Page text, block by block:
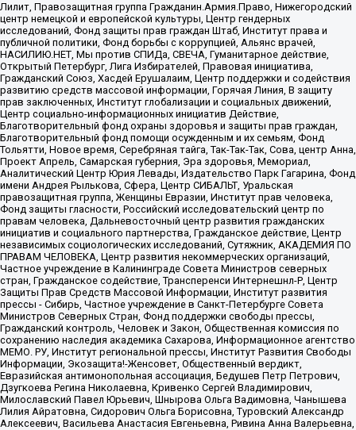
Лилит, Правозащитная группа Гражданин.Армия.Право, Нижегородский
центр немецкой и европейской культуры, Центр гендерных
исследований, Фонд защиты прав граждан Штаб, Институт права и
публичной политики, Фонд борьбы с коррупцией, Альянс врачей,
НАСИЛИЮ.НЕТ, Мы против СПИДа, СВЕЧА, Гуманитарное действие,
Открытый Петербург, Лига Избирателей, Правовая инициатива,
Гражданский Союз, Хасдей Ерушалаим, Центр поддержки и содействия
развитию средств массовой информации, Горячая Линия, В защиту
прав заключенных, Институт глобализации и социальных движений,
Центр социально-информационных инициатив Действие,
Благотворительный фонд охраны здоровья и защиты прав граждан,
Благотворительный фонд помощи осужденным и их семьям, Фонд
Тольятти, Новое время, Серебряная тайга, Так-Так-Так, Сова, центр Анна,
Проект Апрель, Самарская губерния, Эра здоровья, Мемориал,
Аналитический Центр Юрия Левады, Издательство Парк Гагарина, Фонд
имени Андрея Рылькова, Сфера, Центр СИБАЛЬТ, Уральская
правозащитная группа, Женщины Евразии, Институт прав человека,
Фонд защиты гласности, Российский исследовательский центр по
правам человека, Дальневосточный центр развития гражданских
инициатив и социального партнерства, Гражданское действие, Центр
независимых социологических исследований, Сутяжник, АКАДЕМИЯ ПО
ПРАВАМ ЧЕЛОВЕКА, Центр развития некоммерческих организаций,
Частное учреждение в Калининграде Совета Министров северных
стран, Гражданское содействие, Трансперенси Интернешнл-Р, Центр
Защиты Прав Средств Массовой Информации, Институт развития
прессы - Сибирь, Частное учреждение в Санкт-Петербурге Совета
Министров Северных Стран, Фонд поддержки свободы прессы,
Гражданский контроль, Человек и Закон, Общественная комиссия по
сохранению наследия академика Сахарова, Информационное агентство
МЕМО. РУ, Институт региональной прессы, Институт Развития Свободы
Информации, Экозащита!-Женсовет, Общественный вердикт,
Евразийская антимонопольная ассоциация, Бедушев Петр Петрович,
Дзугкоева Регина Николаевна, Кривенко Сергей Владимирович,
Милославский Павел Юрьевич, Шнырова Ольга Вадимовна, Чанышева
Лилия Айратовна, Сидорович Ольга Борисовна, Туровский Александр
Алексеевич, Васильева Анастасия Евгеньевна, Ривина Анна Валерьевна,